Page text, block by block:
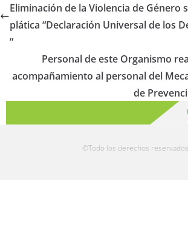
Eliminación de la Violencia de Género
plática “Declaración Universal de los
”
Personal de este Organismo
acompañamiento al personal del
de
©Todo los derechos reservados